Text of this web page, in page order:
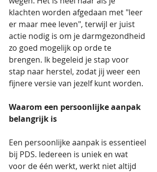
klachten worden afgedaan met "leer
er maar mee leven", terwijl er juist
actie nodig is om je darmgezondheid
zo goed mogelijk op orde te
brengen. Ik begeleid je stap voor
stap naar herstel, zodat jij weer een
fijnere versie van jezelf kunt worden.
Waarom een persoonlijke aanpak
belangrijk is
Een persoonlijke aanpak is essentieel
bij PDS. Iedereen is uniek en wat
voor de één werkt, werkt niet altijd